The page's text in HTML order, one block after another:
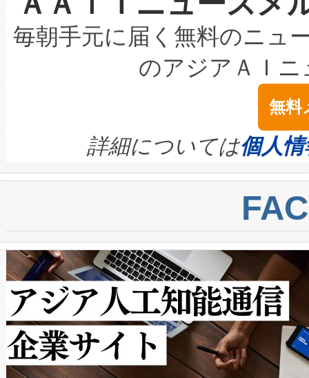
最高経営責任者（CEO）であ
す。「当社のfully-connected
ームを利用すれば、6,000万
きます。この効率性は、フェ
ービスレベル契約（SLA）違
テリー性能の劣化によるダウ
念は、現在データセンターが
ます。 Voltaiq provides a
quality and reliability for AI
BESS stack to ensure battery
centers. Voltaiqは、ai&のAI
からシステム統合、試運転、
クルの各段階のデータを監視
[…]
キロメートル範囲を検出
LiDAR for Inspections,
は1535 nmレーザーを搭載。
イズの小径化を実現すること
す。ノーマルモードでは、
ートル先まで検出でき、これ
トに対して約600メートルに
では、反射率10％のターゲッ
で向上し、最大検知距離は
ットだけで最大1キロメート
ルの変電所周囲を監視でき、
作業と点群処理を簡素化でき
毎朝手元に届く無料のニュ
のアジアＡＩ
無料
詳細については個人